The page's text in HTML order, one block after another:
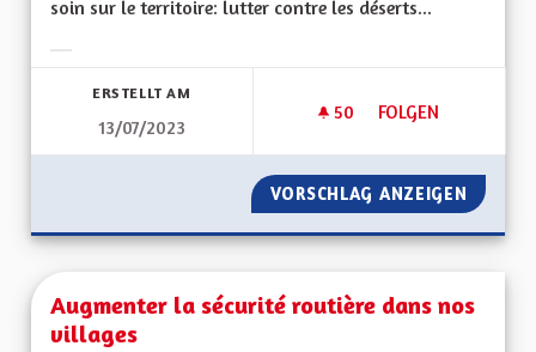
soin sur le territoire: lutter contre les déserts...
ERSTELLT AM
13/07/2023
50 50 FOLLOWER
FOLGEN
AUGMENTATION
VORSCHLAG ANZEIGEN
Augmenter la sécurité routière dans nos
villages